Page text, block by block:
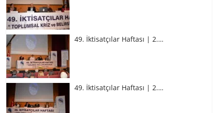
49. İktisatçılar Haftası | 2.…
49. İktisatçılar Haftası | 2.…